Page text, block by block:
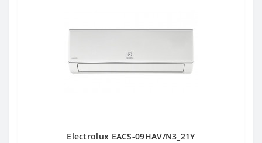
Electrolux EACS-09HAV/N3_21Y